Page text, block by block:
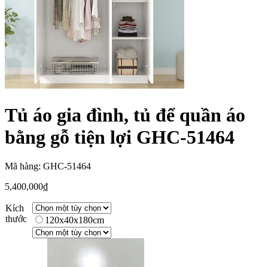
Tủ áo gia đình, tủ để quần áo
bằng gỗ tiện lợi GHC-51464
Mã hàng: GHC-51464
5,400,000₫
Kích
thước
120x40x180cm